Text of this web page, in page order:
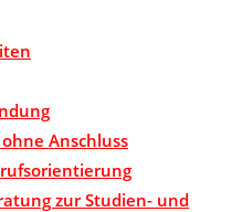
Anschluss
zur Studien- und